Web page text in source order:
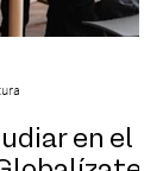
en el